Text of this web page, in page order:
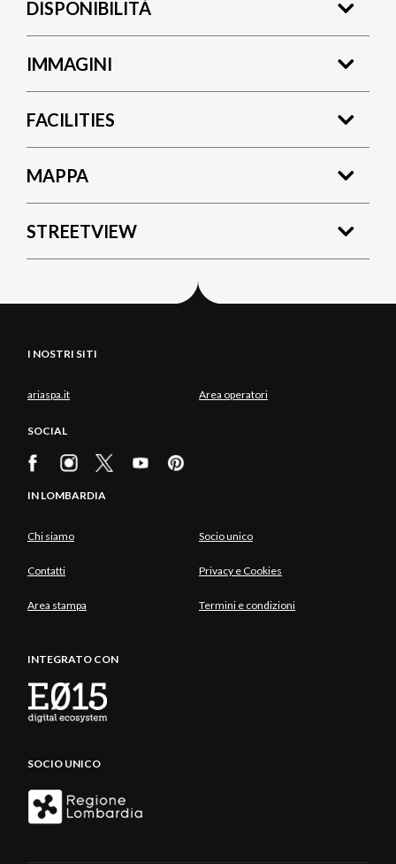
Ripalta Cremasca-http://allanconi.it/) dal B&B. È
fabbrica d'organi "Comm. Giovanni Tamburini" a
Pianengo - http://www.tamburini.org/
DISPONIBILITÀ
IMMAGINI
FACILITIES
MAPPA
STREETVIEW
I NOSTRI SITI
ariaspa.it Area operatori
SOCIAL
IN LOMBARDIA
Chi siamo Socio unico
Contatti Privacy e Cookies
Area stampa Termini e condizioni
INTEGRATO CON
SOCIO UNICO